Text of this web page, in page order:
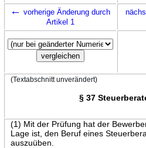
← vorherige Änderung durch
Artikel 1
(Textabschnitt unverändert)
§ 37
(1) Mit der Prüfung hat der
Lage ist, den Beruf eines
auszuüben.